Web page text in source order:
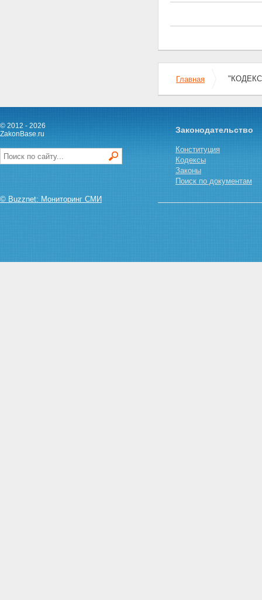
НАСТОЯЩЕГО КОДЕКСА
Статья 12. Пределы действия
настоящего Кодекса
Статья 13. Порядок вступления
Главная "КОДЕКС
© 2012 - 2026
ZakonBase.ru
© Buzznet: Мониторинг СМИ
Законодательство
Конституция
Кодексы
Законы
Поиск по документам